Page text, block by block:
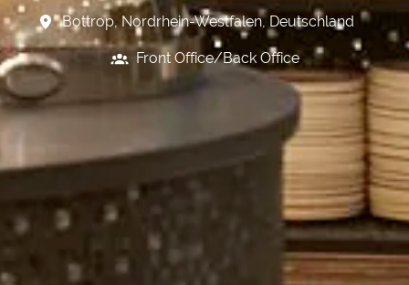
Bottrop, Nordrhein-Westfalen, Deutschland
Front Office/Back Office